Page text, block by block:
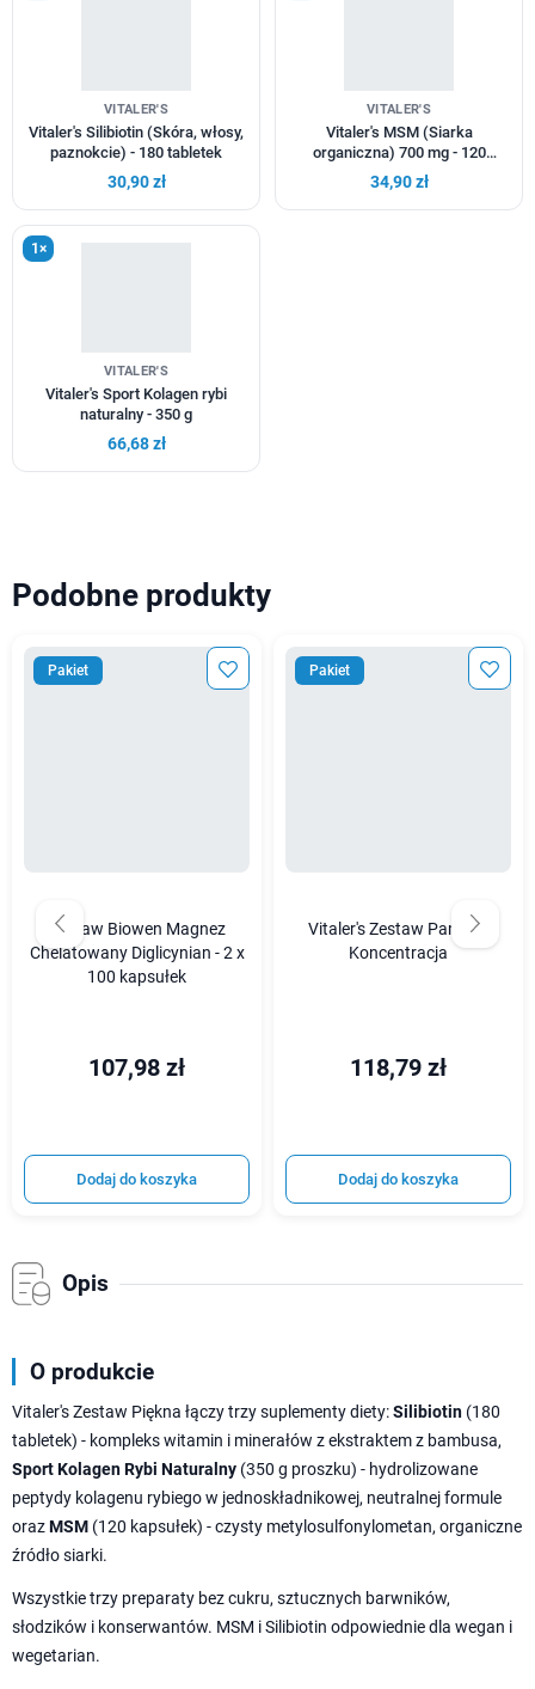
VITALER'S
Vitaler's Silibiotin (Skóra, włosy,
paznokcie) - 180 tabletek
30,90 zł
VITALER'S
Vitaler's MSM (Siarka
organiczna) 700 mg - 120
kapsułek
34,90 zł
1×
VITALER'S
Vitaler's Sport Kolagen rybi
naturalny - 350 g
66,68 zł
Podobne produkty
Pakiet
Zestaw Biowen Magnez
Chelatowany Diglicynian - 2 x
100 kapsułek
107,98 zł
Dodaj do koszyka
Pakiet
Vitaler's Zestaw Pamięć i
Koncentracja
118,79 zł
Dodaj do koszyka
Opis
O produkcie
Vitaler's Zestaw Piękna łączy trzy suplementy diety:Silibiotin (180
tabletek) - kompleks witamin i minerałów z ekstraktem z bambusa,
Sport Kolagen Rybi Naturalny (350 g proszku) - hydrolizowane
peptydy kolagenu rybiego w jednoskładnikowej, neutralnej formule
orazMSM (120 kapsułek) - czysty metylosulfonylometan, organiczne
źródło siarki.
Wszystkie trzy preparaty bez cukru, sztucznych barwników,
słodzików i konserwantów. MSM i Silibiotin odpowiednie dla wegan i
wegetarian.